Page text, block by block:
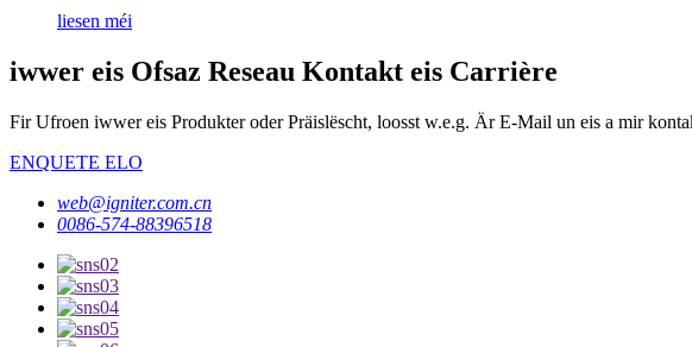
liesen méi
iwwer eis Ofsaz Reseau Kontakt eis Carrière
Fir Ufroen iwwer eis Produkter oder Präislëscht, loosst w.e.g. Är E-Mail un eis a mir
ENQUETE ELO
web@igniter.com.cn
0086-574-88396518